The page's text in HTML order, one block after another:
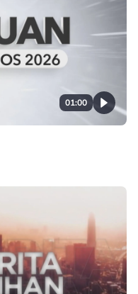
01:00